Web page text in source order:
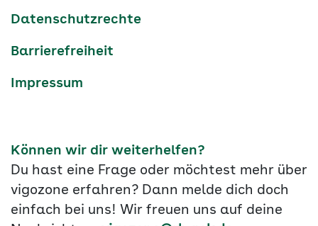
Datenschutzrechte
Barrierefreiheit
Impressum
Können wir dir weiterhelfen?
Du hast eine Frage oder möchtest mehr über
vigozone erfahren? Dann melde dich doch
einfach bei uns! Wir freuen uns auf deine